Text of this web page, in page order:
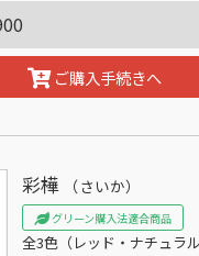
ご購入手続きへ
彩樺 （さいか）
グリーン購入法適合商品
全3色（レッド・ナチュラ